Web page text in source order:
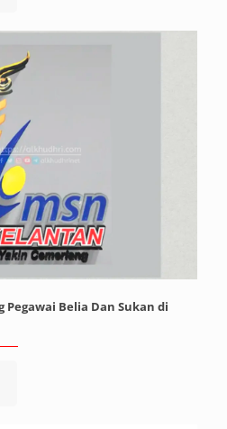
Pegawai Belia Dan Sukan di